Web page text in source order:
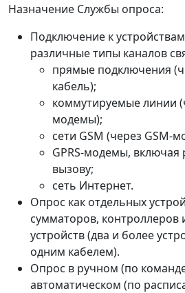
Назначение Службы опроса:
Подключение к
различные типы каналов
прямые подключения
кабель);
коммутируемые линии
модемы);
сети GSM (через GSM-
GPRS-модемы, включая
вызову;
сеть Интернет.
Опрос как отдельных
сумматоров, контроллеров
устройств (два и более
одним кабелем).
Опрос в ручном (по
автоматическом (по